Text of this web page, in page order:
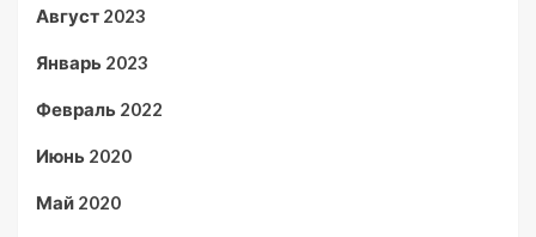
Август 2023
Январь 2023
Февраль 2022
Июнь 2020
Май 2020